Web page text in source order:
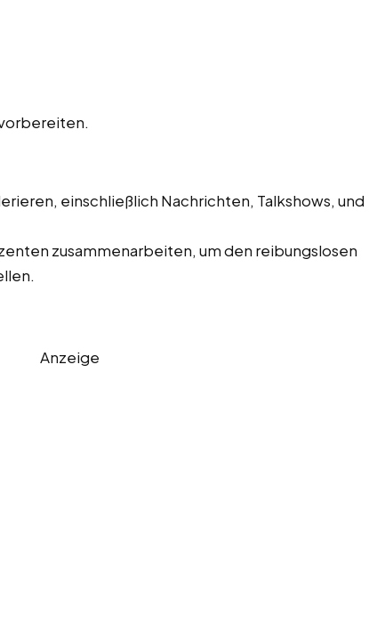
einschließlich Nachrichten, Talkshows, und
zusammenarbeiten, um den reibungslosen
Anzeige